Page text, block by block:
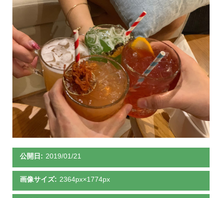
公開日: 2019/01/21
画像サイズ: 2364px×1774px